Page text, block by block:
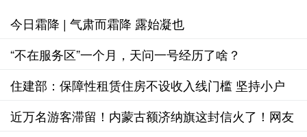
今日霜降 | 气肃而霜降 露始凝也
“不在服务区”一个月，天问一号经历了啥？
住建部：保障性租赁住房不设收入线门槛 坚持小户
型、低租金
近万名游客滞留！内蒙古额济纳旗这封信火了！网友